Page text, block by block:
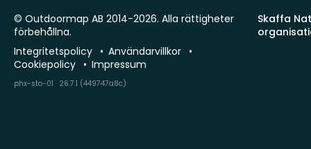
Skaffa
© Outdoormap AB 2014-2026. Alla rättigheter
förbehållna.
Integritetspolicy
Användarvillkor
Cookiepolicy
Impressum
phx-sto-01 · 26.7.1 (449747a8c)